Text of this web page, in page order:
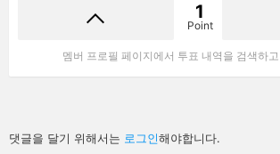
1
Point
멤버 프로필 페이지에서 투표 내역을 검색하
답
글
댓글을 달기 위해서는 로그인해야합니다.